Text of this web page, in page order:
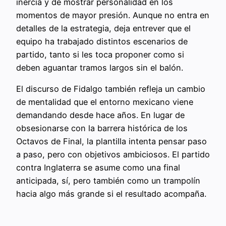
momentos de mayor presión. Aunque no entra en
detalles de la estrategia, deja entrever que el
equipo ha trabajado distintos escenarios de
partido, tanto si les toca proponer como si
deben aguantar tramos largos sin el balón.
El discurso de Fidalgo también refleja un cambio
de mentalidad que el entorno mexicano viene
demandando desde hace años. En lugar de
obsesionarse con la barrera histórica de los
Octavos de Final, la plantilla intenta pensar paso
a paso, pero con objetivos ambiciosos. El partido
contra Inglaterra se asume como una final
anticipada, sí, pero también como un trampolín
hacia algo más grande si el resultado acompaña.